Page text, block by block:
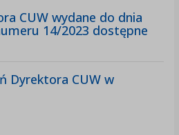
CUW wydane do dnia
14/2023 dostępne
Dyrektora CUW w